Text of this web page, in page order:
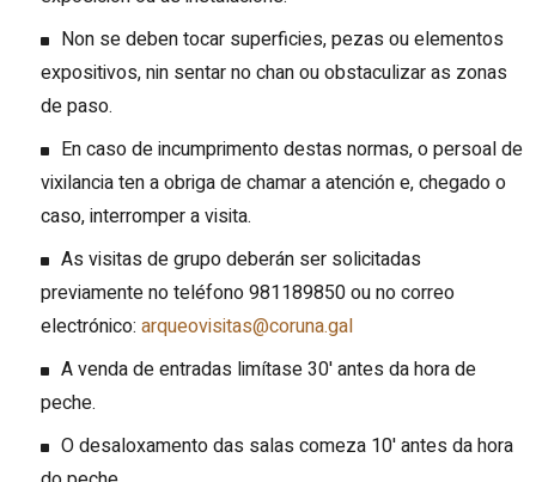
Non se deben tocar superficies, pezas ou elementos
expositivos, nin sentar no chan ou obstaculizar as zonas
de paso.
En caso de incumprimento destas normas, o persoal de
vixilancia ten a obriga de chamar a atención e, chegado o
caso, interromper a visita.
As visitas de grupo deberán ser solicitadas
previamente no teléfono 981189850 ou no correo
electrónico: arqueovisitas@coruna.gal
A venda de entradas limítase 30' antes da hora de
peche.
O desaloxamento das salas comeza 10' antes da hora